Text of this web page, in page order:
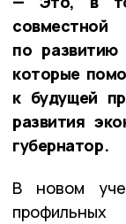
по развитию
которые
к будущей
развития
губернатор.
В новом